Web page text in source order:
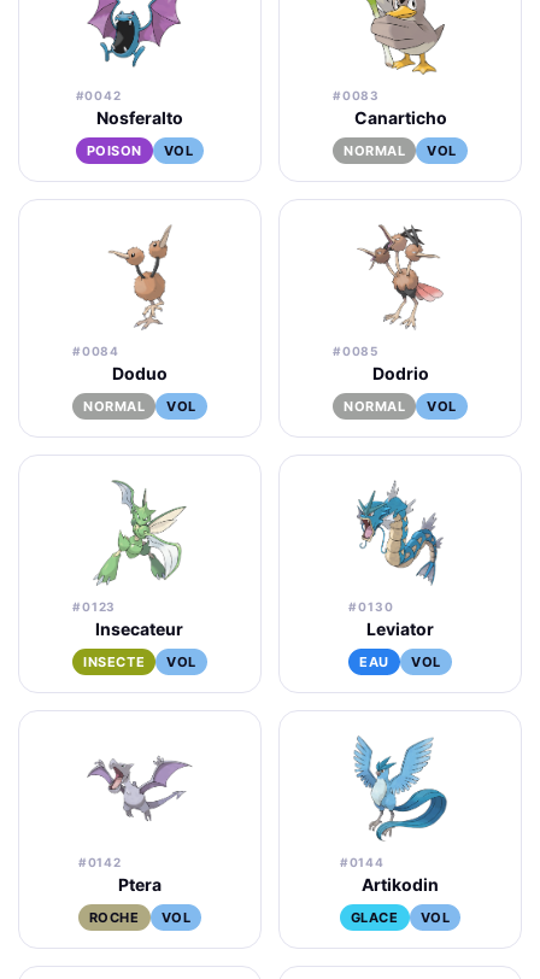
#0042
Nosferalto
POISON VOL
#0083
Canarticho
NORMAL VOL
#0084
Doduo
NORMAL VOL
#0085
Dodrio
NORMAL VOL
#0123
Insecateur
INSECTE VOL
#0130
Leviator
EAU VOL
#0142
Ptera
ROCHE VOL
#0144
Artikodin
GLACE VOL